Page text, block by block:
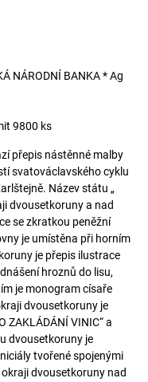
NÁRODNÍ BANKA * Ag
9800 ks
přepis nástěnné malby
svatováclavského cyklu
Název státu „
dvousetkoruny a nad
se zkratkou peněžní
je umístěna při horním
je přepis ilustrace
hroznů do lisu,
je monogram císaře
dvousetkoruny je
ZAKLÁDÁNÍ VINIC“ a
dvousetkoruny je
tvořené spojenými
dvousetkoruny nad